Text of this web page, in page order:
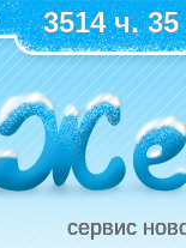
3514 ч.
сервис